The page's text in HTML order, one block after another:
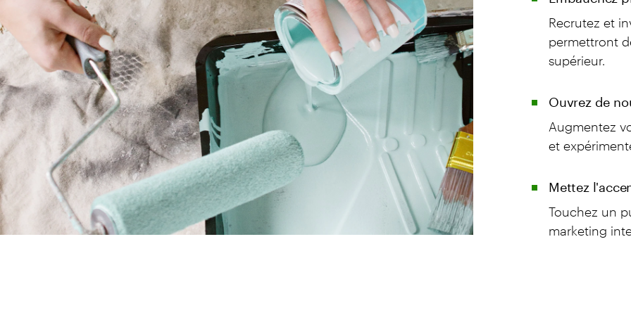
Recrutez et
permettront
supérieur.
Ouvrez de
Augmentez
et
Mettez
Touchez un
marketing